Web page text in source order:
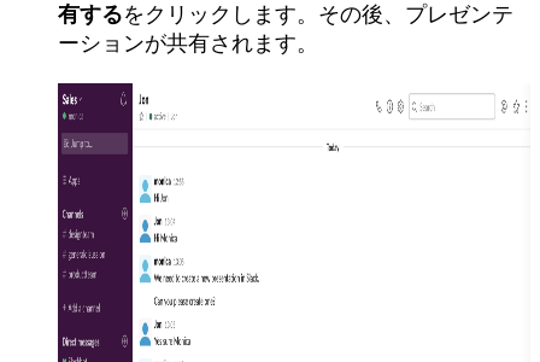
有するをクリックします。その後、プレゼンテ
ーションが共有されます。